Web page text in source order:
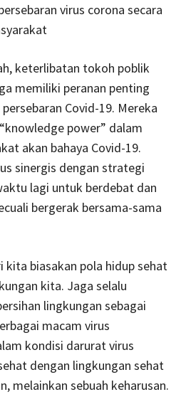
virus corona secara
keterlibatan tokoh poblik
memiliki peranan penting
Covid-19. Mereka
power” dalam
akan bahaya Covid-19.
sinergis dengan strategi
lagi untuk berdebat dan
bergerak bersama-sama
kita biasakan pola hidup sehat
kita. Jaga selalu
lingkungan sebagai
macam virus
kondisi darurat virus
dengan lingkungan sehat
melainkan sebuah keharusan.